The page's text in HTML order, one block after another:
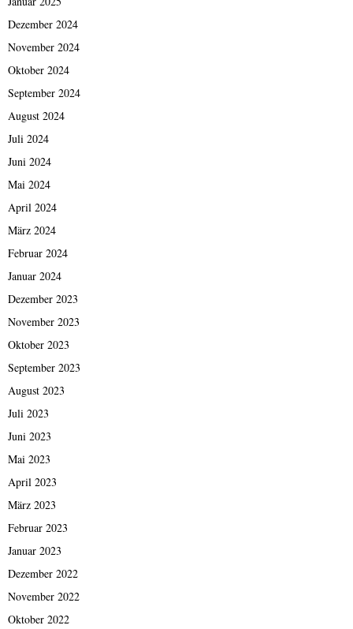
Dezember 2024
November 2024
Oktober 2024
September 2024
August 2024
Juli 2024
Juni 2024
Mai 2024
April 2024
März 2024
Februar 2024
Januar 2024
Dezember 2023
November 2023
Oktober 2023
September 2023
August 2023
Juli 2023
Juni 2023
Mai 2023
April 2023
März 2023
Februar 2023
Januar 2023
Dezember 2022
November 2022
Oktober 2022